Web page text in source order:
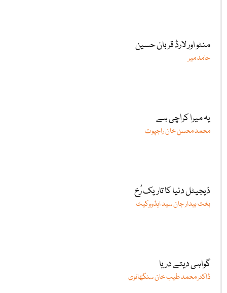
منٹو اور لارڈ قربان حسین
حامد میر
یہ میرا کراچی ہے
محمد محسن خان راجپوت
ڈیجیٹل دنیا کا تاریک رُخ
بخت بیدار جان سید ایڈووکیٹ
گواہی دیتے دریا
ڈاکٹر محمد طیب خان سنگھانوی